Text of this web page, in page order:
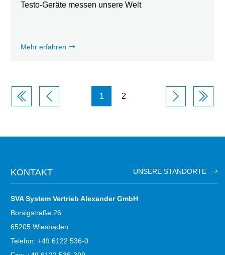
Testo-Geräte messen unsere Welt
Mehr erfahren
Seitennummerierung
1 2
KONTAKT UNSERE STANDORTE
SVA System Vertrieb Alexander GmbH
Borsigstraße 26
65205 Wiesbaden
Telefon: +49 6122 536-0